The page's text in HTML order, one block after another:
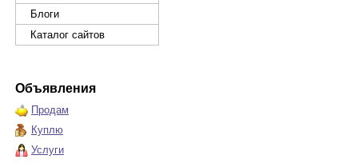
Блоги
Каталог сайтов
Объявления
Продам
Куплю
Услуги